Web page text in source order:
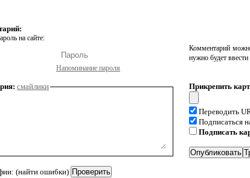
на сайте:
Напоминание пароля
Комментарий
нужно будет
смайлики
(найти ошибки)
Прикрепить
Переводить
Подписаться
Подписать